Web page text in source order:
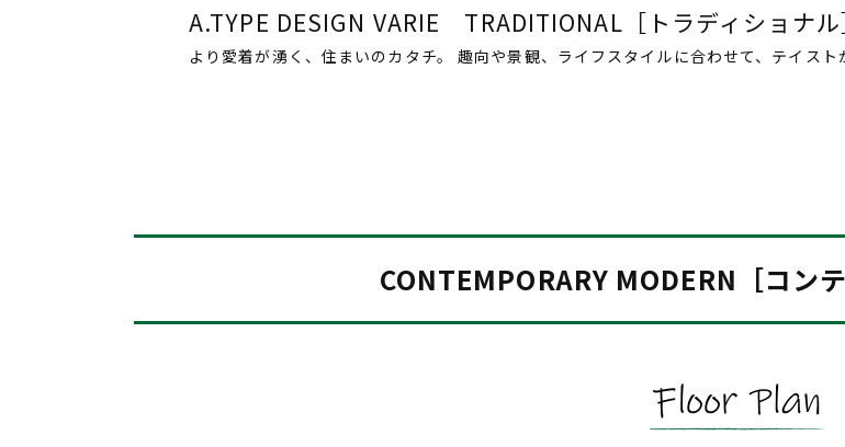
A.TYPE DESIGN VARIE TRADITIONAL［トラディショナル
より愛着が湧く、住まいのカタチ。 趣向や景観、ライフスタイルに合わせて、テイスト
CONTEMPORARY MODERN［コン